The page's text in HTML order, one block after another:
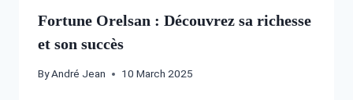
Fortune Orelsan : Découvrez sa richesse
et son succès
ByAndré Jean 10 March 2025